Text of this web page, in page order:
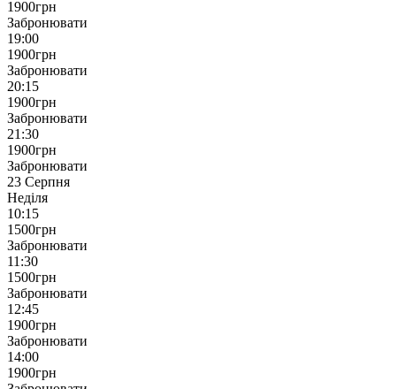
1900грн
Забронювати
19:00
1900грн
Забронювати
20:15
1900грн
Забронювати
21:30
1900грн
Забронювати
23 Серпня
Неділя
10:15
1500грн
Забронювати
11:30
1500грн
Забронювати
12:45
1900грн
Забронювати
14:00
1900грн